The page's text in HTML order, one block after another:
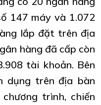
147 máy và 1.072
lắp đặt trên địa
hàng đã cấp còn
tài khoản. Bên
dụng trên địa bàn
trình, chiến